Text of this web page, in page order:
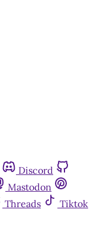
Discord
Mastodon
Threads
Tiktok